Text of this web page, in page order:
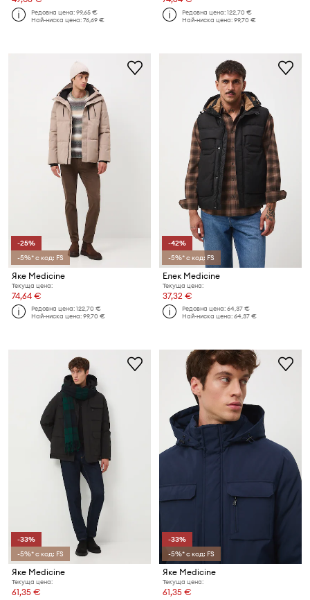
Редовна цена:99,65 €
Най-ниска цена:76,69 €
Редовна цена:122,70 €
Най-ниска цена:99,70 €
-25%
-5%* с код: FS
Яке Medicine
Текуща цена:
74,64 €
Редовна цена:122,70 €
Най-ниска цена:99,70 €
-42%
-5%* с код: FS
Елек Medicine
Текуща цена:
37,32 €
Редовна цена:64,37 €
Най-ниска цена:64,37 €
-33%
-5%* с код: FS
Яке Medicine
Текуща цена:
61,35 €
-33%
-5%* с код: FS
Яке Medicine
Текуща цена:
61,35 €